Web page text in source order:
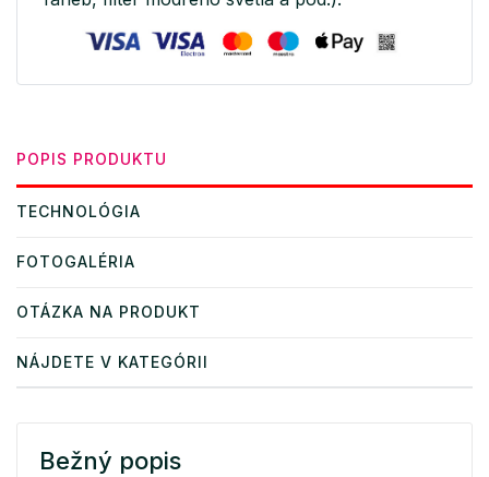
POPIS PRODUKTU
TECHNOLÓGIA
FOTOGALÉRIA
OTÁZKA NA PRODUKT
NÁJDETE V KATEGÓRII
Bežný popis